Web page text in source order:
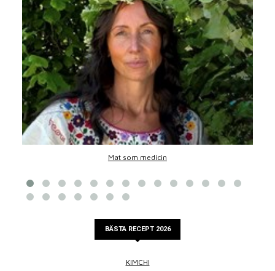
Mat som medicin
BÄSTA RECEPT 2026
KIMCHI